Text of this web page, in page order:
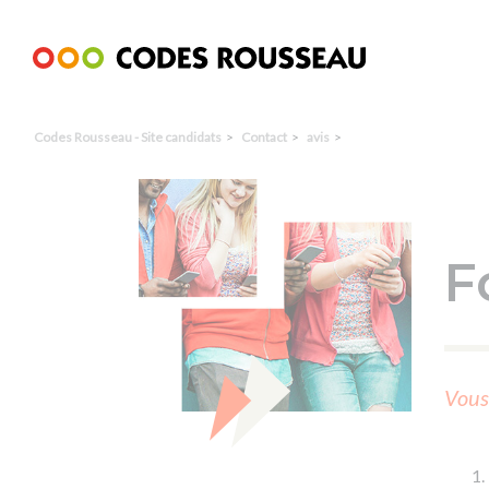
Codes Rousseau - Site candidats Contact avis